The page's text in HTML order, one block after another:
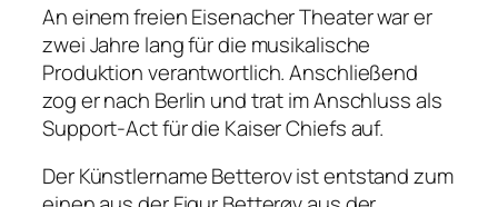
An einem freien Eisenacher Theater war er
zwei Jahre lang für die musikalische
Produktion verantwortlich. Anschließend
zog er nach Berlin und trat im Anschluss als
Support-Act für die Kaiser Chiefs auf.
Der Künstlername Betterov ist entstand zum